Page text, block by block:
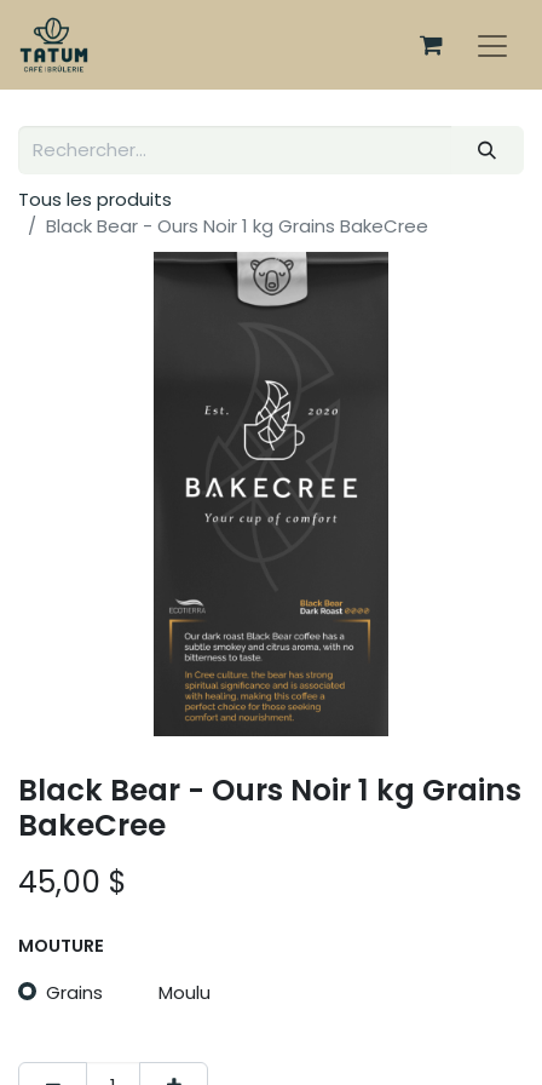
Tous les produits
Black Bear - Ours Noir 1 kg Grains BakeCree
Black Bear - Ours Noir 1 kg Grains
BakeCree
45,00 $
MOUTURE
Grains Moulu